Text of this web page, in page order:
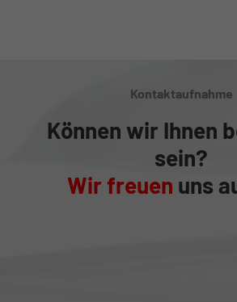
Kontaktaufnahme
Können wir Ihnen
sein?
Wir freuen uns